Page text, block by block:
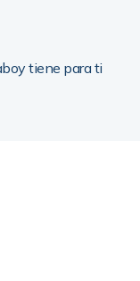
tiene para ti